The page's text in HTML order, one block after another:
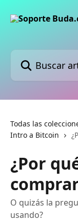
Buscar artículos...
Todas las
Intro a Bitcoin
¿Por
O quizás la
usando?